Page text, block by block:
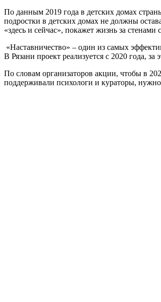
По данным 2019 года в детских домах
подростки в детских домах не должны
«здесь и сейчас», покажет жизнь за стенами
«Наставничество» – один из самых
В Рязани проект реализуется с 2020 года,
По словам организаторов акции, чтобы в
поддерживали психологи и кураторы, нужно